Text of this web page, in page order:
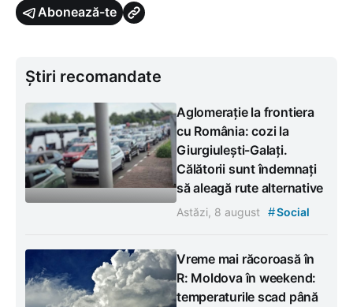
Abonează-te
Știri recomandate
Aglomerație la frontiera
cu România: cozi la
Giurgiulești-Galați.
Călătorii sunt îndemnați
să aleagă rute alternative
Astăzi, 8 august #Social
Vreme mai răcoroasă în
R: Moldova în weekend:
temperaturile scad până